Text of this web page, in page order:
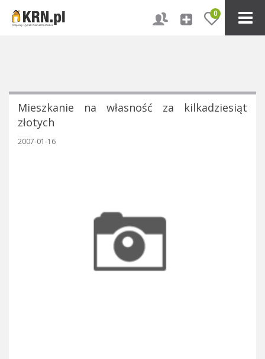
0
Mieszkanie na własność za kilkadziesiąt
złotych
2007-01-16